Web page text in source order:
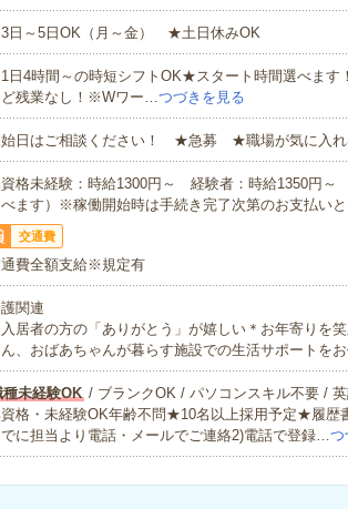
日～5日OK（月～金） ★土日休みOK
日4時間～の時短シフトOK★スタート時間選べます
ど残業なし！※Wワー…つづきを見る
始日はご相談ください！ ★急募 ★職場が気に入れ
格未経験：時給1300円～ 経験者：時給1350円
ます）※稼働開始時は手続き完了次第のお支払いと
交通費
費全額支給※規定有
関連
入居者の方の「ありがとう」が嬉しい＊お年寄りを
ん、おばあちゃんが暮らす施設での生活サポートを
種未経験OK/ ブランクOK / パソコンスキル不要 /
格・未経験OK年齢不問★10名以上採用予定★履歴
でに担当より電話・メールでご連絡2)電話で登録…つ